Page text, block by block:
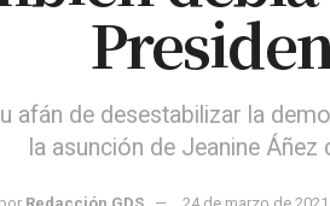
afán de desestabilizar la
la asunción de Jeanine